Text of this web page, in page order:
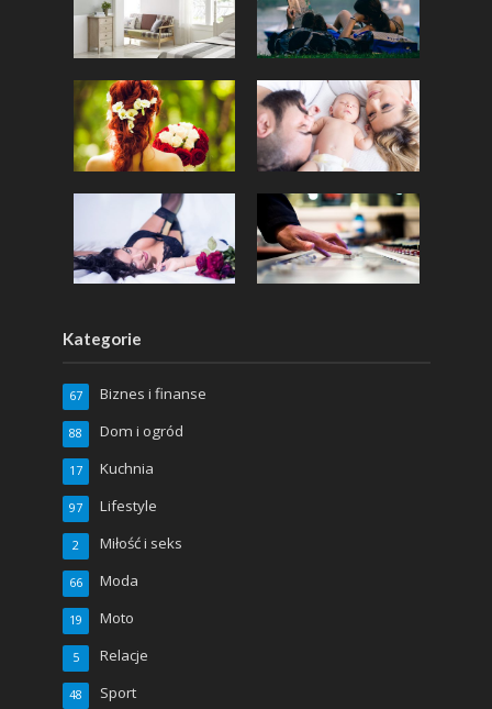
Kategorie
Biznes i finanse
67
Dom i ogród
88
Kuchnia
17
Lifestyle
97
Miłość i seks
2
Moda
66
Moto
19
Relacje
5
Sport
48